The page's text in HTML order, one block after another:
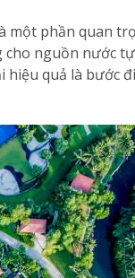
một phần quan
nguồn nước
quả là bước